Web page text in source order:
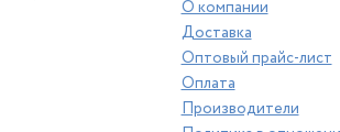
О компании
Доставка
Оптовый прайс-лист
Оплата
Производители